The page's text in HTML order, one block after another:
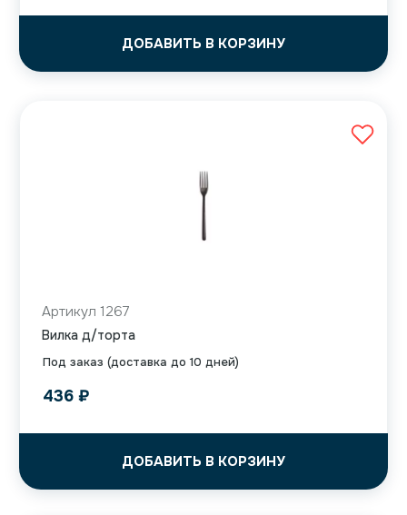
ДОБАВИТЬ В КОРЗИНУ
Под заказ (доставка до 10 дней)
Артикул 1267
Вилка д/торта
436 ₽
ДОБАВИТЬ В КОРЗИНУ